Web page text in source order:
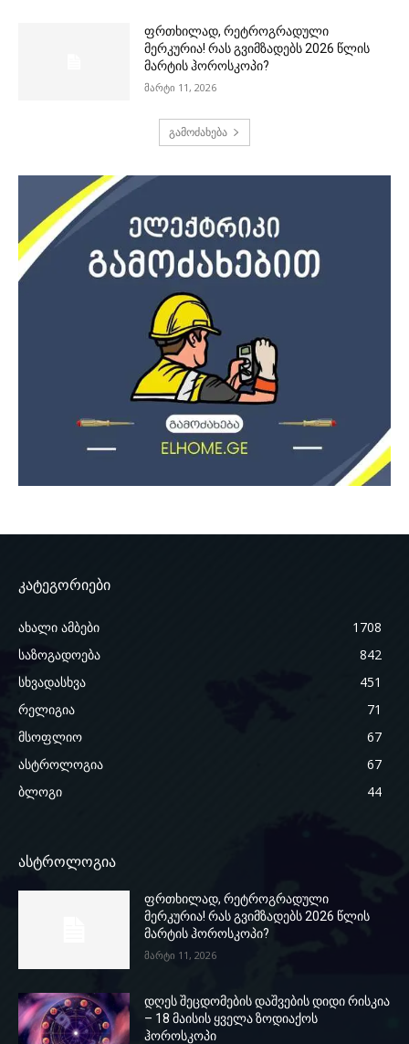
ფრთხილად, რეტროგრადული
მერკურია! რას გვიმზადებს 2026 წლის
მარტის ჰოროსკოპი?
მარტი 11, 2026
გამოძახება
კატეგორიები
ახალი ამბები
1708
საზოგადოება
842
სხვადასხვა
451
რელიგია
71
მსოფლიო
67
ასტროლოგია
67
ბლოგი
44
ასტროლოგია
ფრთხილად, რეტროგრადული
მერკურია! რას გვიმზადებს 2026 წლის
მარტის ჰოროსკოპი?
მარტი 11, 2026
დღეს შეცდომების დაშვების დიდი რისკია
– 18 მაისის ყველა ზოდიაქოს
ჰოროსკოპი